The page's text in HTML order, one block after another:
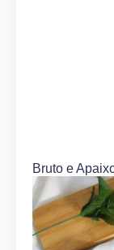
Bruto e